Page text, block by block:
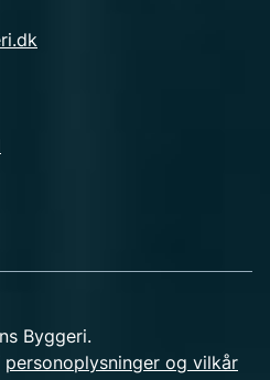
Byggeri.
personoplysninger og vilkår